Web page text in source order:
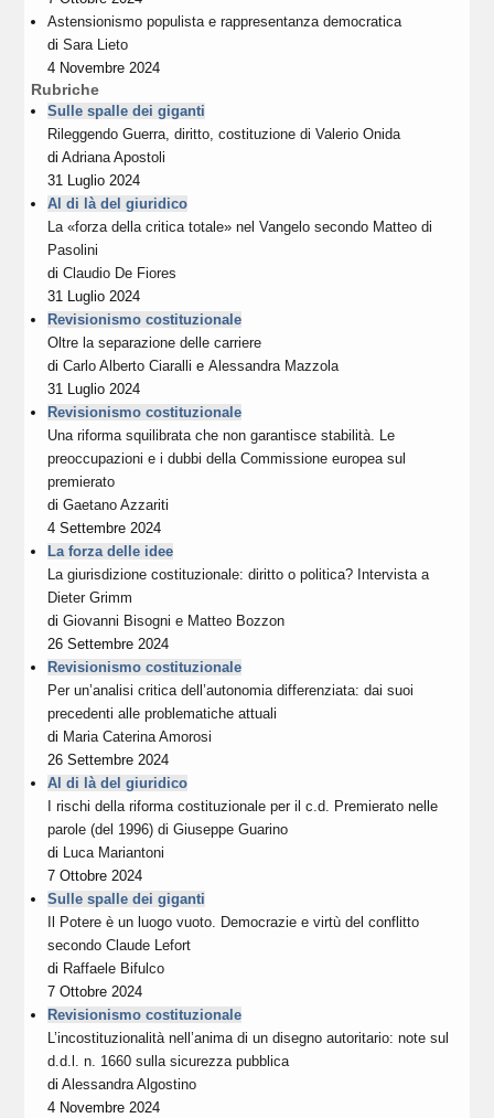
Astensionismo populista e rappresentanza democratica
diSara Lieto
4 Novembre 2024
Rubriche
Sulle spalle dei giganti
Rileggendo Guerra, diritto, costituzione di Valerio Onida
diAdriana Apostoli
31 Luglio 2024
Al di là del giuridico
La «forza della critica totale» nel Vangelo secondo Matteo di
Pasolini
diClaudio De Fiores
31 Luglio 2024
Revisionismo costituzionale
Oltre la separazione delle carriere
diCarlo Alberto Ciaralli eAlessandra Mazzola
31 Luglio 2024
Revisionismo costituzionale
Una riforma squilibrata che non garantisce stabilità. Le
preoccupazioni e i dubbi della Commissione europea sul
premierato
diGaetano Azzariti
4 Settembre 2024
La forza delle idee
La giurisdizione costituzionale: diritto o politica? Intervista a
Dieter Grimm
diGiovanni Bisogni e Matteo Bozzon
26 Settembre 2024
Revisionismo costituzionale
Per un’analisi critica dell’autonomia differenziata: dai suoi
precedenti alle problematiche attuali
di Maria Caterina Amorosi
26 Settembre 2024
Al di là del giuridico
I rischi della riforma costituzionale per il c.d. Premierato nelle
parole (del 1996) di Giuseppe Guarino
di Luca Mariantoni
7 Ottobre 2024
Sulle spalle dei giganti
Il Potere è un luogo vuoto. Democrazie e virtù del conflitto
secondo Claude Lefort
di Raffaele Bifulco
7 Ottobre 2024
Revisionismo costituzionale
L’incostituzionalità nell’anima di un disegno autoritario: note sul
d.d.l. n. 1660 sulla sicurezza pubblica
diAlessandra Algostino
4 Novembre 2024